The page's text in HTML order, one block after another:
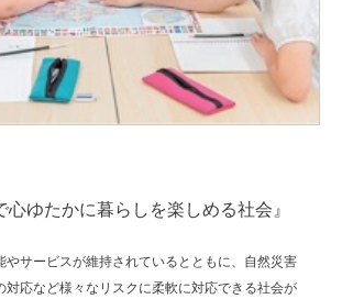
心ゆたかに暮らしを楽しめる社会』
やサービスが維持されているとともに、自然災害
対応など様々なリスクに柔軟に対応できる社会が